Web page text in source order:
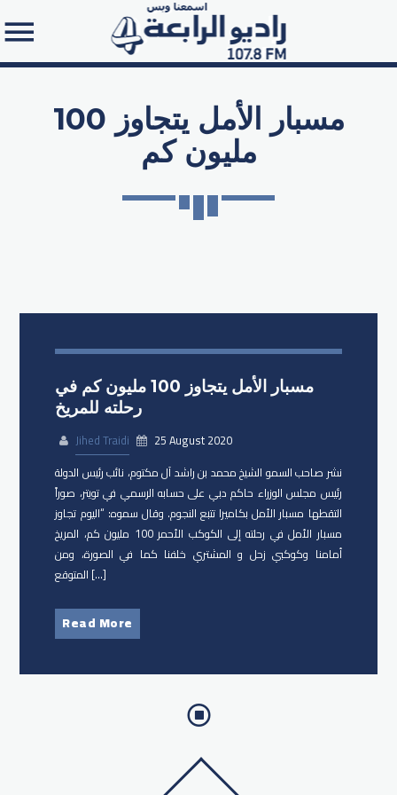
Search in the website:
مسبار الأمل يتجاوز 100
مليون كم
مسبار الأمل يتجاوز 100 مليون كم في
رحلته للمريخ
Jihed Traidi
25 August 2020
نشر صاحب السمو الشيخ محمد بن راشد آل مكتوم، نائب رئيس الدولة
رئيس مجلس الوزراء حاكم دبي على حسابه الرسمي في تويتر، صوراً
التقطها مسبار الأمل بكاميرا تتبع النجوم. وقال سموه: “اليوم تجاوز
مسبار الأمل في رحلته إلى الكوكب الأحمر 100 مليون كم، المريخ
أمامنا وكوكبي زحل و المشتري خلفنا كما في الصورة، ومن
المتوقع […]
Read More